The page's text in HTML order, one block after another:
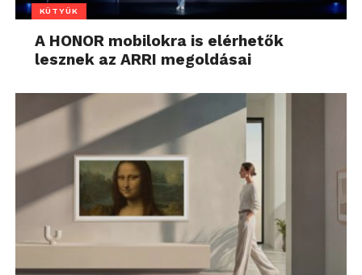
KÜTYÜK
A HONOR mobilokra is elérhetők
lesznek az ARRI megoldásai